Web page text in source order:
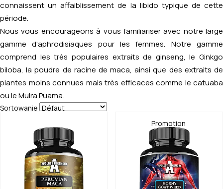
connaissent un affaiblissement de la libido typique de cette
période.
Nous vous encourageons à vous familiariser avec notre large
gamme d'aphrodisiaques pour les femmes. Notre gamme
comprend les très populaires extraits de ginseng, le Ginkgo
biloba, la poudre de racine de maca, ainsi que des extraits de
plantes moins connues mais très efficaces comme le catuaba
ou le Muira Puama.
Sortowanie
Promotion